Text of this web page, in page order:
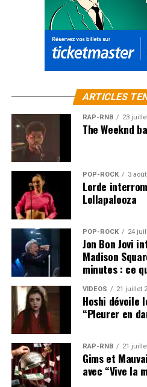
ARTICLES
RAP-RNB 23
The Weeknd
POP-ROCK 3
Lorde
Lollapalooza
POP-ROCK 24
Jon Bon Jovi
Madison
minutes : ce
VIDEOS 21 juillet
Hoshi dévoile
“Pleurer en
RAP-RNB 21
Gims et
avec “Vive la